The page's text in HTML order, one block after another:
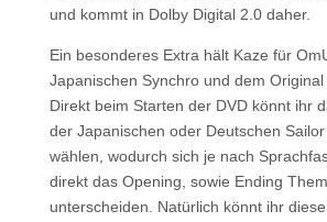
und kommt in Dolby Digital 2.0 daher.
Ein besonderes Extra hält Kaze für
Japanischen Synchro und dem
Direkt beim Starten der DVD könnt ihr
der Japanischen oder Deutschen
wählen, wodurch sich je nach
direkt das Opening, sowie Ending
unterscheiden. Natürlich könnt ihr